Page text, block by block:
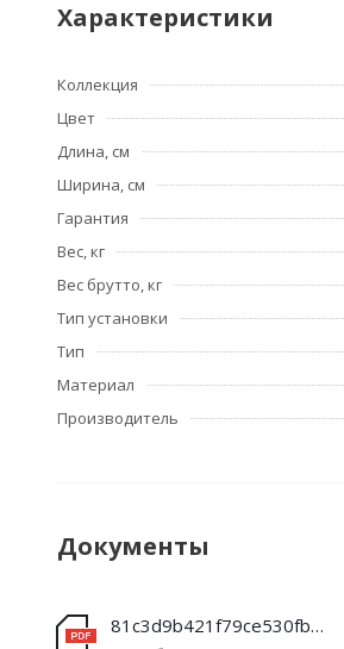
Характеристики
Коллекция
Цвет
Длина, см
Ширина, см
Гарантия
Вес, кг
Вес брутто, кг
Тип установки
Тип
Материал
Производитель
Документы
81c3d9b421f79ce530fb4ef4488b2587